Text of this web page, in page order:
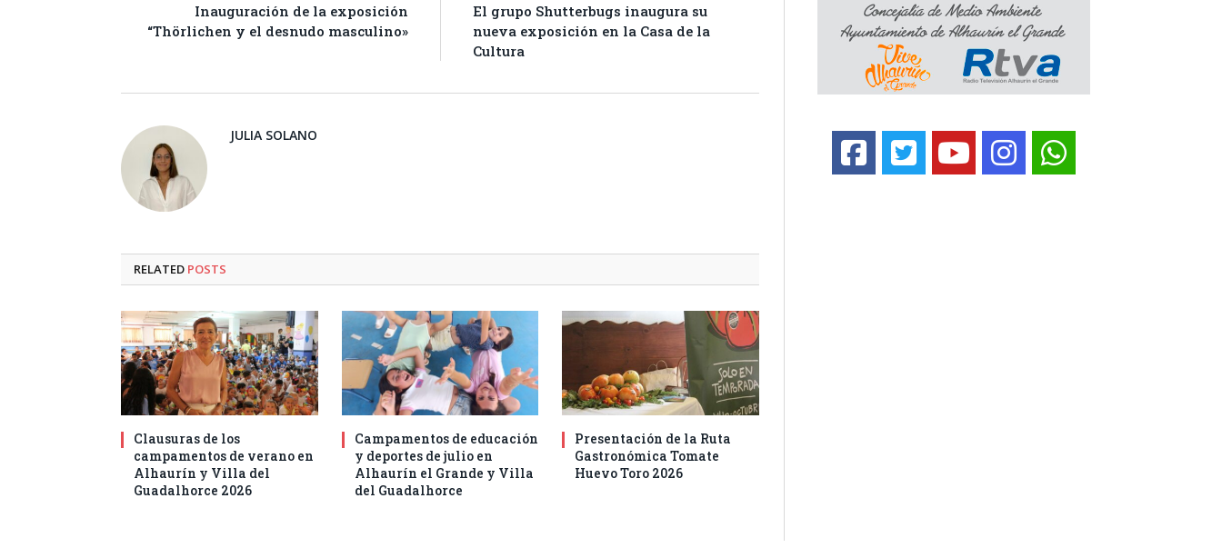
Inauguración de la exposición
“Thörlichen y el desnudo masculino»
El grupo Shutterbugs inaugura su
nueva exposición en la Casa de la
Cultura
JULIA SOLANO
RELATED POSTS
Clausuras de los
campamentos de verano en
Alhaurín y Villa del
Guadalhorce 2026
Campamentos de educación
y deportes de julio en
Alhaurín el Grande y Villa
del Guadalhorce
Presentación de la Ruta
Gastronómica Tomate
Huevo Toro 2026